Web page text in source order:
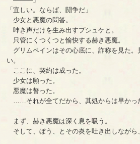
「宜しい。ならば、闘争だ」
少女と悪魔の問答。
呻き声だけを生み出すプシュケと。
只管にくつくつと愉快する赫き悪魔。
グリムペインはその心底に、詐称を見た。
い。
ここに、契約は成った。
少女は願った。
悪魔は誓った。
……それが全てだから、其処からは早かっ
まず、赫き悪魔は深く息を吸う。
そして、ぼう、とその炎を吐き出しながら、